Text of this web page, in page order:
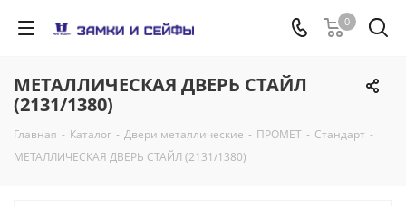
0
МЕТАЛЛИЧЕСКАЯ ДВЕРЬ СТАЙЛ
(2131/1380)
Главная - Каталог - Двери металлические - ПРОМЕТ - Стандарт -
МЕТАЛЛИЧЕСКАЯ ДВЕРЬ СТАЙЛ (2131/1380)